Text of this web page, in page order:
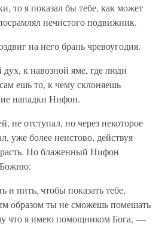
то я показал бы тебе, как может
нечистого подвижник.
на него брань чревоугодия.
к навозной яме, где люди
ешь то, к чему склоняешь
нападки Нифон.
не отступал, но через некоторое
уже более неистово, действуя
Но блаженный Нифон
Божию:
и пить, чтобы показать тебе,
образом ты не сможешь помешать
что я имею помощником Бога, —